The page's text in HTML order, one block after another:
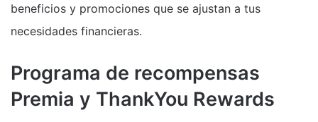
beneficios y promociones que se ajustan a tus
necesidades financieras.
Programa de recompensas
Premia y ThankYou Rewards